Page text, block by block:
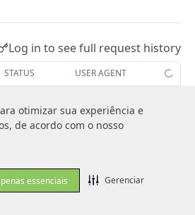
otimizar sua experiência e
de acordo com o nosso
essenciais Gerenciar
otimizar sua experiência e
de acordo com o nosso
essenciais Gerenciar
POST
BIN
Log in to see full request history
STATUS USER AGENT
TER SEUS